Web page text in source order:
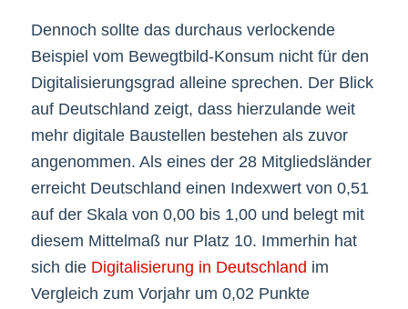
Dennoch sollte das durchaus verlockende
Beispiel vom Bewegtbild-Konsum nicht für den
Digitalisierungsgrad alleine sprechen. Der Blick
auf Deutschland zeigt, dass hierzulande weit
mehr digitale Baustellen bestehen als zuvor
angenommen. Als eines der 28 Mitgliedsländer
erreicht Deutschland einen Indexwert von 0,51
auf der Skala von 0,00 bis 1,00 und belegt mit
diesem Mittelmaß nur Platz 10. Immerhin hat
sich die Digitalisierung in Deutschland im
Vergleich zum Vorjahr um 0,02 Punkte